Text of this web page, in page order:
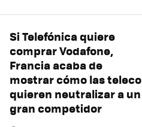
Si Telefónica quiere
comprar Vodafone,
Francia acaba de
mostrar cómo las teleco
quieren neutralizar a un
gran competidor